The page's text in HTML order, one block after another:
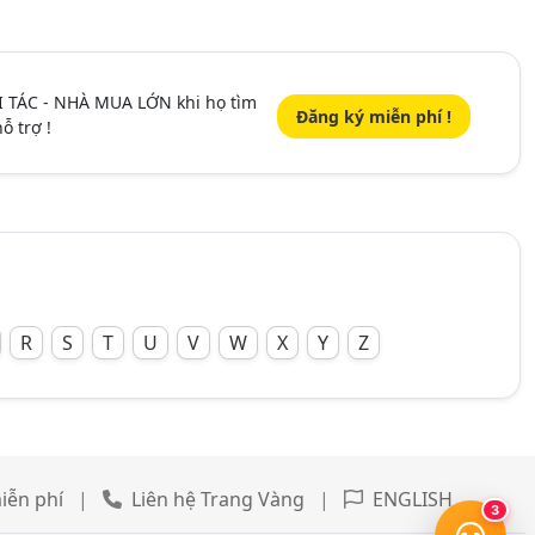
3
- NHÀ MUA LỚN khi họ tìm
trợ !
Đăng ký miễn phí !
R S T U V W X Y Z
phí | Liên hệ Trang Vàng | ENGLISH